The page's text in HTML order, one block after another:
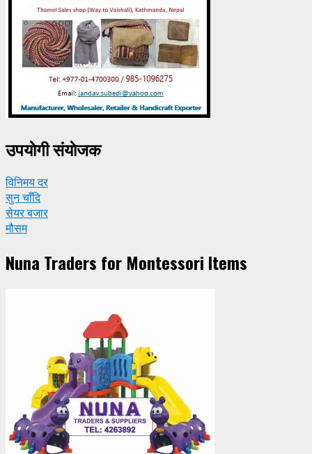
उपयाेगी संयाेजक
विनिमय दर
सुन चाँदि
सेयर बजार
मौसम
Nuna Traders for Montessori Items